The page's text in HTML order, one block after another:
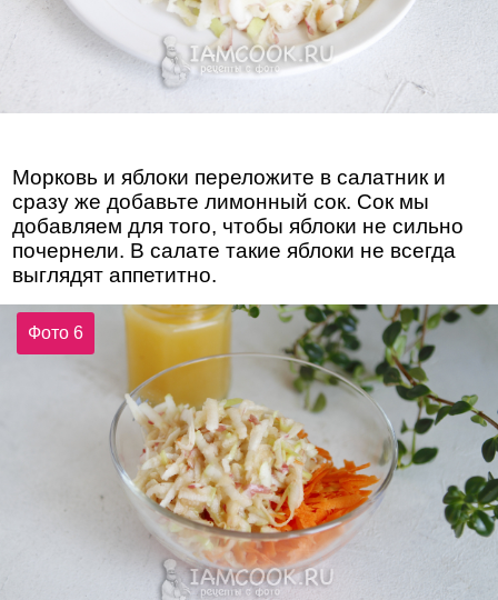
Морковь и яблоки переложите в салатник и
сразу же добавьте лимонный сок. Сок мы
добавляем для того, чтобы яблоки не сильно
почернели. В салате такие яблоки не всегда
выглядят аппетитно.
Фото 6